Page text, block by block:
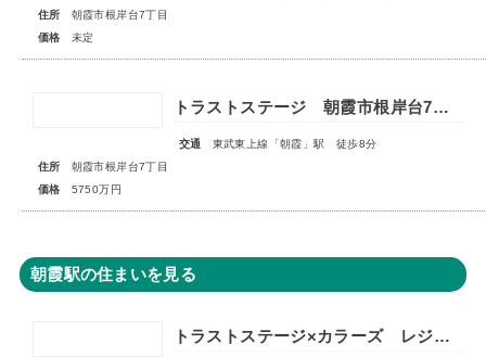
住所
朝霞市根岸台7丁目
価格
未定
トラストステージ 朝霞市根岸台7丁目44期 限定1区画
交通
東武東上線「朝霞」駅 徒歩8分
住所
朝霞市根岸台7丁目
価格
5750万円
朝霞駅の住まいを見る
トラストステージ×カラーズ レジデンス志木市中宗岡2丁目14期 全3棟◆販売開始◆